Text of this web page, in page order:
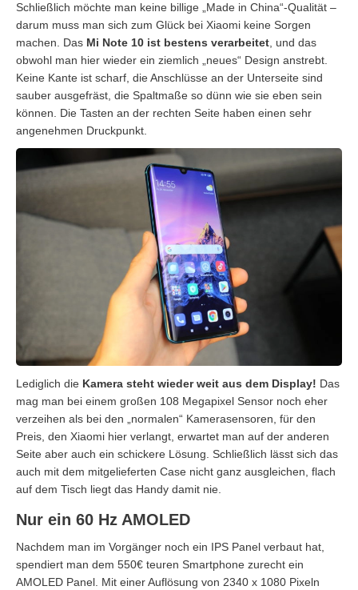
Schließlich möchte man keine billige „Made in China“-Qualität –
darum muss man sich zum Glück bei Xiaomi keine Sorgen
machen. Das Mi Note 10 ist bestens verarbeitet, und das
obwohl man hier wieder ein ziemlich „neues“ Design anstrebt.
Keine Kante ist scharf, die Anschlüsse an der Unterseite sind
sauber ausgefräst, die Spaltmaße so dünn wie sie eben sein
können. Die Tasten an der rechten Seite haben einen sehr
angenehmen Druckpunkt.
Lediglich die Kamera steht wieder weit aus dem Display! Das
mag man bei einem großen 108 Megapixel Sensor noch eher
verzeihen als bei den „normalen“ Kamerasensoren, für den
Preis, den Xiaomi hier verlangt, erwartet man auf der anderen
Seite aber auch ein schickere Lösung. Schließlich lässt sich das
auch mit dem mitgelieferten Case nicht ganz ausgleichen, flach
auf dem Tisch liegt das Handy damit nie.
Nur ein 60 Hz AMOLED
Nachdem man im Vorgänger noch ein IPS Panel verbaut hat,
spendiert man dem 550€ teuren Smartphone zurecht ein
AMOLED Panel. Mit einer Auflösung von 2340 x 1080 Pixeln